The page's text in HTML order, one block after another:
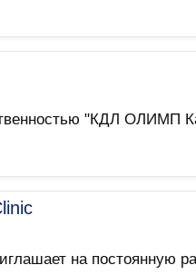
"КДЛ ОЛИМП
на постоянную